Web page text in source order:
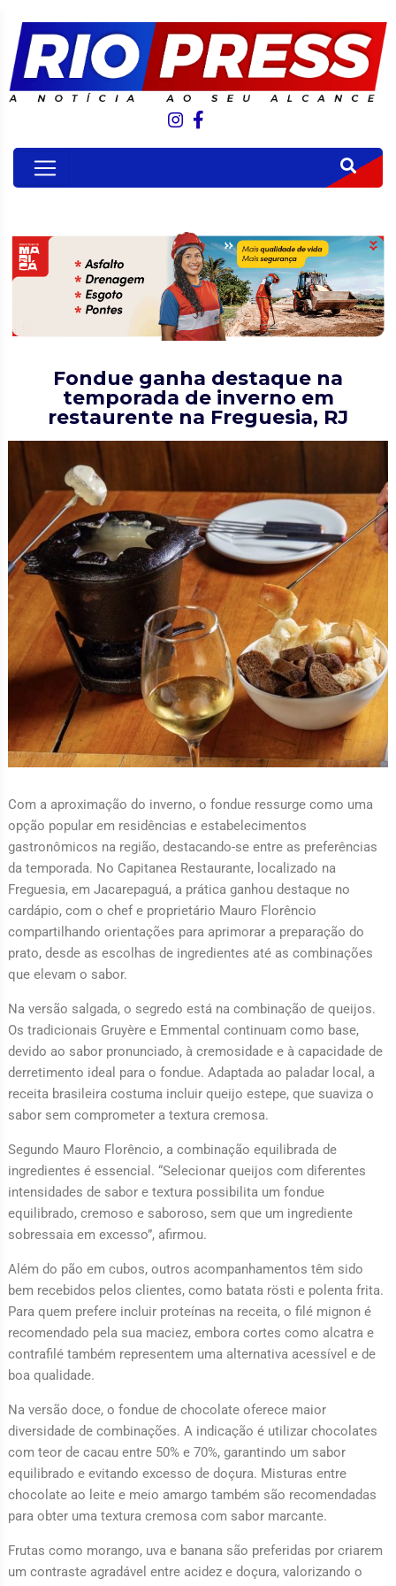
Fondue ganha destaque na
temporada de inverno em
restaurente na Freguesia, RJ
Com a aproximação do inverno, o fondue ressurge como uma
opção popular em residências e estabelecimentos
gastronômicos na região, destacando-se entre as preferências
da temporada. No Capitanea Restaurante, localizado na
Freguesia, em Jacarepaguá, a prática ganhou destaque no
cardápio, com o chef e proprietário Mauro Florêncio
compartilhando orientações para aprimorar a preparação do
prato, desde as escolhas de ingredientes até as combinações
que elevam o sabor.
Na versão salgada, o segredo está na combinação de queijos.
Os tradicionais Gruyère e Emmental continuam como base,
devido ao sabor pronunciado, à cremosidade e à capacidade de
derretimento ideal para o fondue. Adaptada ao paladar local, a
receita brasileira costuma incluir queijo estepe, que suaviza o
sabor sem comprometer a textura cremosa.
Segundo Mauro Florêncio, a combinação equilibrada de
ingredientes é essencial. “Selecionar queijos com diferentes
intensidades de sabor e textura possibilita um fondue
equilibrado, cremoso e saboroso, sem que um ingrediente
sobressaia em excesso”, afirmou.
Além do pão em cubos, outros acompanhamentos têm sido
bem recebidos pelos clientes, como batata rösti e polenta frita.
Para quem prefere incluir proteínas na receita, o filé mignon é
recomendado pela sua maciez, embora cortes como alcatra e
contrafilé também representem uma alternativa acessível e de
boa qualidade.
Na versão doce, o fondue de chocolate oferece maior
diversidade de combinações. A indicação é utilizar chocolates
com teor de cacau entre 50% e 70%, garantindo um sabor
equilibrado e evitando excesso de doçura. Misturas entre
chocolate ao leite e meio amargo também são recomendadas
para obter uma textura cremosa com sabor marcante.
Frutas como morango, uva e banana são preferidas por criarem
um contraste agradável entre acidez e doçura, valorizando o